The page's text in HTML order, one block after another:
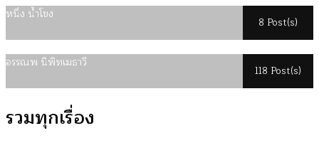
หนึ่ง น้ำโขง
8 Post(s)
อรรณพ นิพิทเมธาวี
118 Post(s)
รวมทุกเรื่อง